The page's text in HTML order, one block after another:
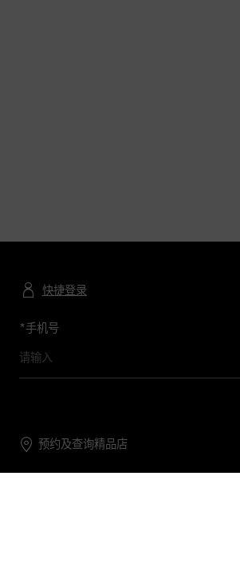
快捷登录
*手机号
预约及查询精品店